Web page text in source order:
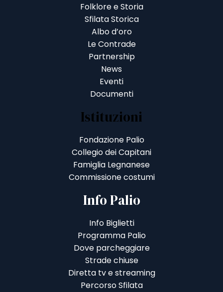
Folklore e Storia
Sfilata Storica
Albo d’oro
Le Contrade
Partnership
News
Eventi
Documenti
Istituzioni
Fondazione Palio
Collegio dei Capitani
Famiglia Legnanese
Commissione costumi
Info Palio
Info Biglietti
Programma Palio
Dove parcheggiare
Strade chiuse
Diretta tv e streaming
Percorso Sfilata